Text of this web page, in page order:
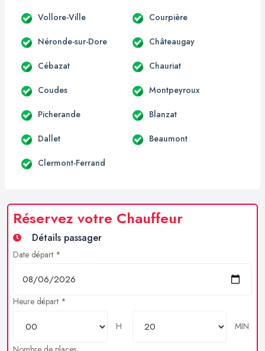
Vollore-Ville Courpière
Néronde-sur-Dore Châteaugay
Cébazat Chauriat
Coudes Montpeyroux
Picherande Blanzat
Dallet Beaumont
Clermont-Ferrand
Réservez votre Chauffeur
Détails passager
Date départ *
Heure départ *
H
MIN